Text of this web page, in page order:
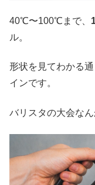
40℃〜100℃まで、
ル。
形状を見てわかる
インです。
バリスタの大会な